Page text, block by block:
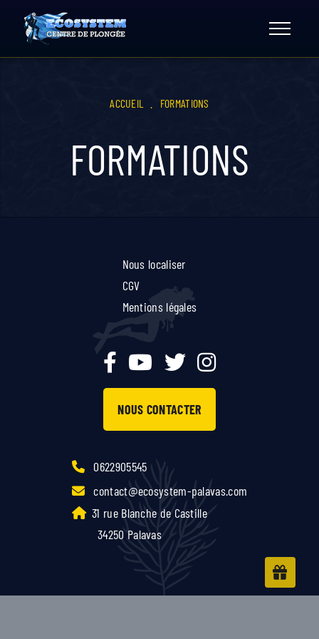
content
ACCUEIL FORMATIONS
FORMATIONS
Nous localiser
CGV
Mentions légales
NOUS CONTACTER
0622905545
contact@ecosystem-palavas.com
31 rue Blanche de Castille
34250 Palavas